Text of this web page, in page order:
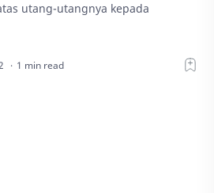
utang-utangnya kepada
1 min read